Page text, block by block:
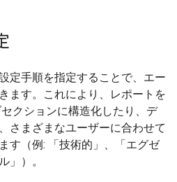
定手順を指定することで、エー
ます。これにより、レポートを
クションに構造化したり、デ
さまざまなユーザーに合わせて
す（例: 「技術的」、「エグゼ
」）。